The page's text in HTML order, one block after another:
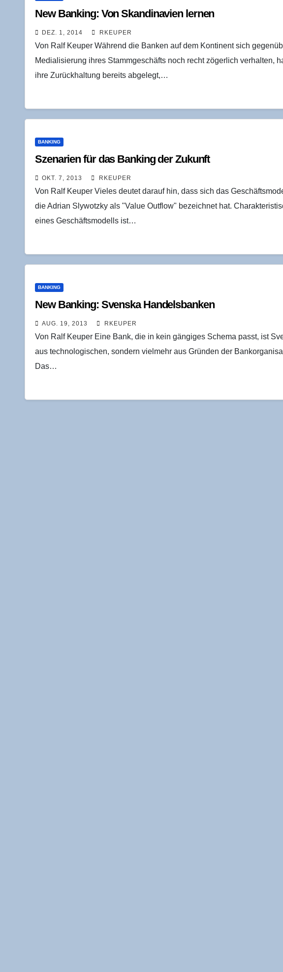
New Ban­king: Von Skan­di­na­vi­en lernen
DEZ. 1, 2014 RKEUPER
Von Ralf Keuper Während die Banken auf dem Kontinent sich
Medialisierung ihres Stammgeschäfts noch recht zögerlich verhalten,
ihre Zurückhaltung bereits abgelegt,…
BANKING
Sze­na­ri­en für das Ban­king der Zukunft
OKT. 7, 2013 RKEUPER
Von Ralf Keuper Vieles deutet darauf hin, dass sich das
die Adrian Slywotzky als "Value Outflow" bezeichnet hat.
eines Geschäftsmodells ist…
BANKING
New Ban­king: Svens­ka Handelsbanken
AUG. 19, 2013 RKEUPER
Von Ralf Keuper Eine Bank, die in kein gängiges Schema passt, ist
aus technologischen, sondern vielmehr aus Gründen der
Das…